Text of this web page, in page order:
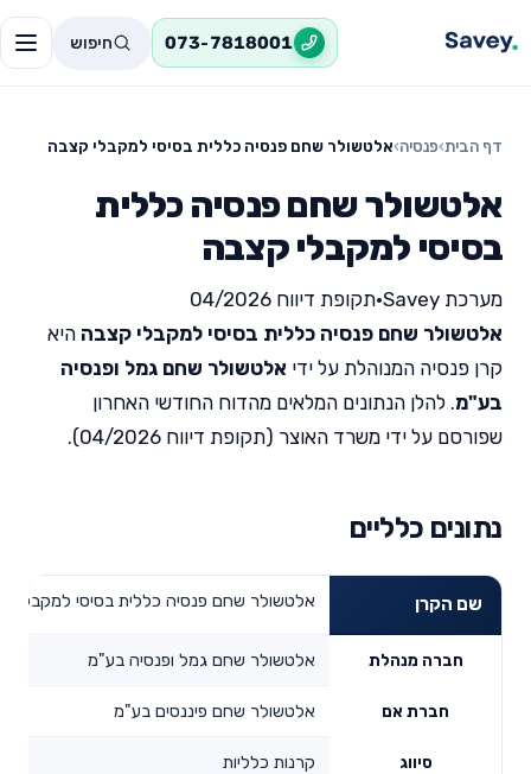
073-7818001 חיפוש
דף הבית›פנסיה›אלטשולר שחם פנסיה כללית בסיסי למקבלי קצבה
אלטשולר שחם פנסיה כללית
בסיסי למקבלי קצבה
מערכת Savey •תקופת דיווח 04/2026
אלטשולר שחם פנסיה כללית בסיסי למקבלי קצבה היא
קרן פנסיה המנוהלת על ידי אלטשולר שחם גמל ופנסיה
בע"מ. להלן הנתונים המלאים מהדוח החודשי האחרון
שפורסם על ידי משרד האוצר (תקופת דיווח 04/2026).
נתונים כלליים
שם הקרן אלטשולר שחם פנסיה כללית בסיסי למקבלי
חברה מנהלת אלטשולר שחם גמל ופנסיה בע"מ
חברת אם אלטשולר שחם פיננסים בע"מ
סיווג קרנות כלליות